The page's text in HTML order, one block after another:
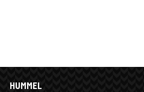
HUMMEL